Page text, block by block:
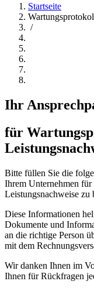
Startseite
/
Ihr
für
Bitte füllen Sie die
Ihrem Unternehmen
Leistungsnachweise zu
Diese Informationen
Dokumente und
an die richtige Person
mit dem
Wir danken Ihnen im
Ihnen für Rückfragen